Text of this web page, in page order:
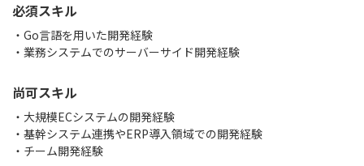
必須スキル
・Go言語を用いた開発経験
・業務システムでのサーバーサイド開発経験
尚可スキル
・大規模ECシステムの開発経験
・基幹システム連携やERP導入領域での開発経験
・チーム開発経験